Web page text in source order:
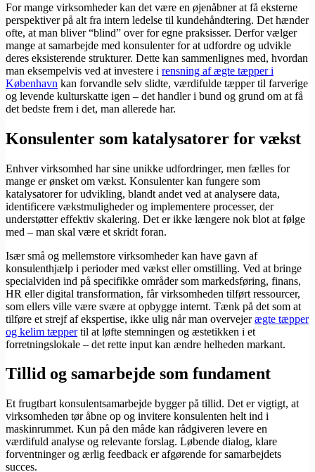
For mange virksomheder kan det være en øjenåbner at få eksterne
perspektiver på alt fra intern ledelse til kundehåndtering. Det hænder
ofte, at man bliver “blind” over for egne praksisser. Derfor vælger
mange at samarbejde med konsulenter for at udfordre og udvikle
deres eksisterende strukturer. Dette kan sammenlignes med, hvordan
man eksempelvis ved at investere i rensning af ægte tæpper i
København kan forvandle selv slidte, værdifulde tæpper til farverige
og levende kulturskatte igen – det handler i bund og grund om at få
det bedste frem i det, man allerede har.
Konsulenter som katalysatorer for vækst
Enhver virksomhed har sine unikke udfordringer, men fælles for
mange er ønsket om vækst. Konsulenter kan fungere som
katalysatorer for udvikling, blandt andet ved at analysere data,
identificere vækstmuligheder og implementere processer, der
understøtter effektiv skalering. Det er ikke længere nok blot at følge
med – man skal være et skridt foran.
Især små og mellemstore virksomheder kan have gavn af
konsulenthjælp i perioder med vækst eller omstilling. Ved at bringe
specialviden ind på specifikke områder som markedsføring, finans,
HR eller digital transformation, får virksomheden tilført ressourcer,
som ellers ville være svære at opbygge internt. Tænk på det som at
tilføre et strejf af ekspertise, ikke ulig når man overvejerægte tæpper
og kelim tæppertil at løfte stemningen og æstetikken i et
forretningslokale – det rette input kan ændre helheden markant.
Tillid og samarbejde som fundament
Et frugtbart konsulentsamarbejde bygger på tillid. Det er vigtigt, at
virksomheden tør åbne op og invitere konsulenten helt ind i
maskinrummet. Kun på den måde kan rådgiveren levere en
værdifuld analyse og relevante forslag. Løbende dialog, klare
forventninger og ærlig feedback er afgørende for samarbejdets
succes.